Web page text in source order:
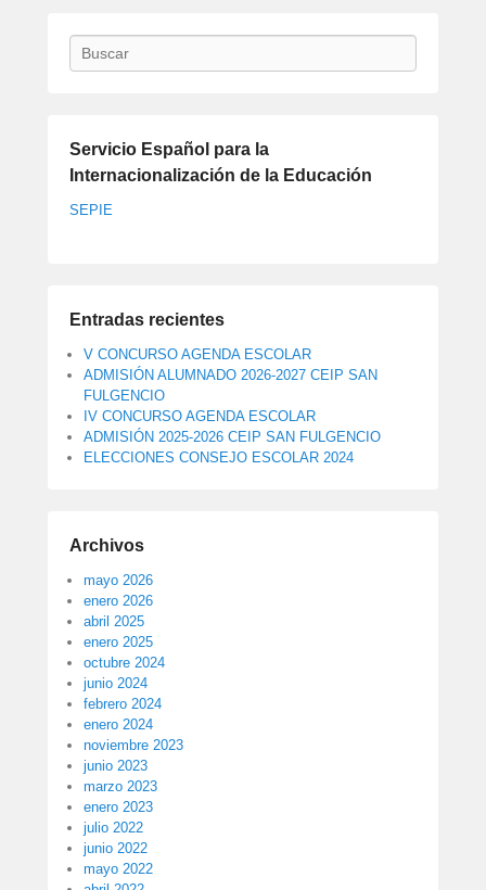
Buscar
Servicio Español para la
Internacionalización de la Educación
SEPIE
Entradas recientes
V CONCURSO AGENDA ESCOLAR
ADMISIÓN ALUMNADO 2026-2027 CEIP SAN
FULGENCIO
IV CONCURSO AGENDA ESCOLAR
ADMISIÓN 2025-2026 CEIP SAN FULGENCIO
ELECCIONES CONSEJO ESCOLAR 2024
Archivos
mayo 2026
enero 2026
abril 2025
enero 2025
octubre 2024
junio 2024
febrero 2024
enero 2024
noviembre 2023
junio 2023
marzo 2023
enero 2023
julio 2022
junio 2022
mayo 2022